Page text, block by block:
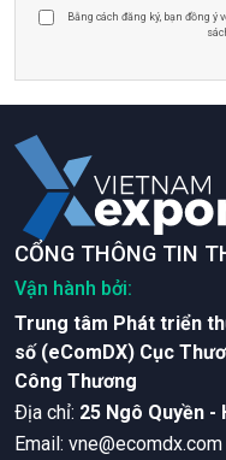
Bằng cách đăng ký, bạn đồng
CỔNG THÔNG TIN
Vận hành bởi:
Trung tâm Phát triển
số (eComDX) Cục
Công Thương
Ðịa chỉ: 25 Ngô Quyền -
Email: vne@ecomdx.com